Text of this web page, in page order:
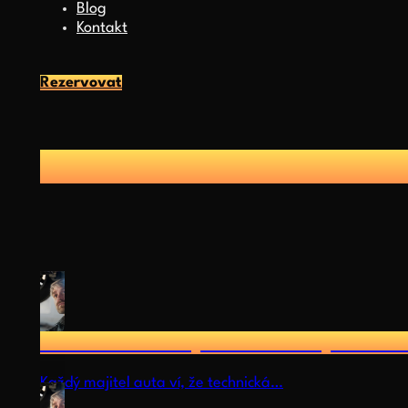
Blog
Kontakt
Rezervovat
Blog
STK a Emise – proč se o to
Každý majitel auta ví, že technická…